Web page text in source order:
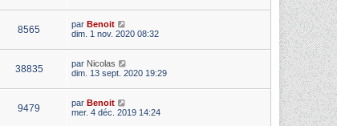
8565 par Benoit
dim. 1 nov. 2020 08:32
38835 par Nicolas
dim. 13 sept. 2020 19:29
9479 par Benoit
mer. 4 déc. 2019 14:24